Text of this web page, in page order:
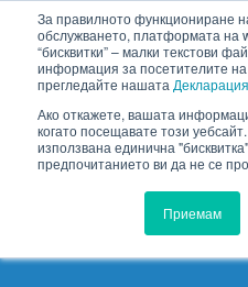
За правилното функциониране
обслужването, платформата на
“бисквитки” – малки текстови
информация за посетителите
прегледайте нашата
Ако откажете, вашата
когато посещавате този
използвана единична
предпочитанието ви да не се
Приемам
HENNLICH